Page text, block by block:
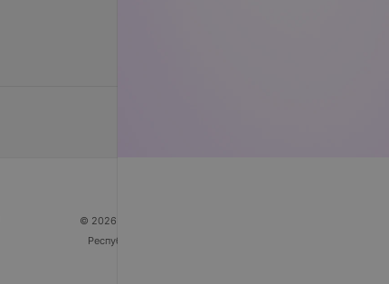
© 2026 ООО «Артокс Лаб», УНП 191700409
Республика Беларусь, г. Минск, улица Толбухина, 2,